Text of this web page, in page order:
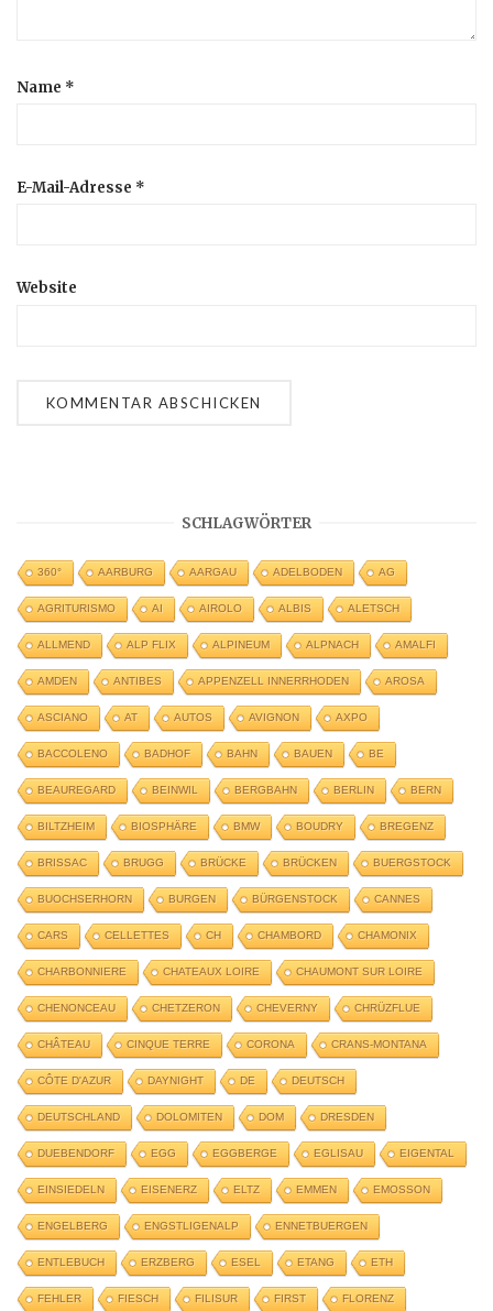
Name *
E-Mail-Adresse *
Website
SCHLAGWÖRTER
360° AARBURG AARGAU ADELBODEN AG
AGRITURISMO AI AIROLO ALBIS ALETSCH
ALLMEND ALP FLIX ALPINEUM ALPNACH AMALFI
AMDEN ANTIBES APPENZELL INNERRHODEN AROSA
ASCIANO AT AUTOS AVIGNON AXPO
BACCOLENO BADHOF BAHN BAUEN BE
BEAUREGARD BEINWIL BERGBAHN BERLIN BERN
BILTZHEIM BIOSPHÄRE BMW BOUDRY BREGENZ
BRISSAC BRUGG BRÜCKE BRÜCKEN BUERGSTOCK
BUOCHSERHORN BURGEN BÜRGENSTOCK CANNES
CARS CELLETTES CH CHAMBORD CHAMONIX
CHARBONNIERE CHATEAUX LOIRE CHAUMONT SUR LOIRE
CHENONCEAU CHETZERON CHEVERNY CHRÜZFLUE
CHÂTEAU CINQUE TERRE CORONA CRANS-MONTANA
CÔTE D'AZUR DAYNIGHT DE DEUTSCH
DEUTSCHLAND DOLOMITEN DOM DRESDEN
DUEBENDORF EGG EGGBERGE EGLISAU EIGENTAL
EINSIEDELN EISENERZ ELTZ EMMEN EMOSSON
ENGELBERG ENGSTLIGENALP ENNETBUERGEN
ENTLEBUCH ERZBERG ESEL ETANG ETH
FEHLER FIESCH FILISUR FIRST FLORENZ